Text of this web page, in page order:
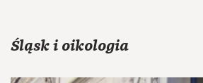
Śląsk i oikologia